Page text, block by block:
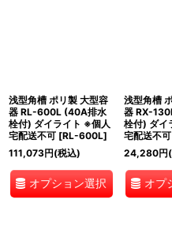
浅型角槽 ポリ製 大型容
器 RL-600L (40A排水
栓付) ダイライト ※個人
宅配送不可 [RL-600L]
111,073円(税込)
オプション選択
浅型角槽
器 RX-
栓付) ダイ
宅配送不可
24,280円
オプ